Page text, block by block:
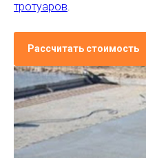
тротуаров.
Рассчитать стоимость